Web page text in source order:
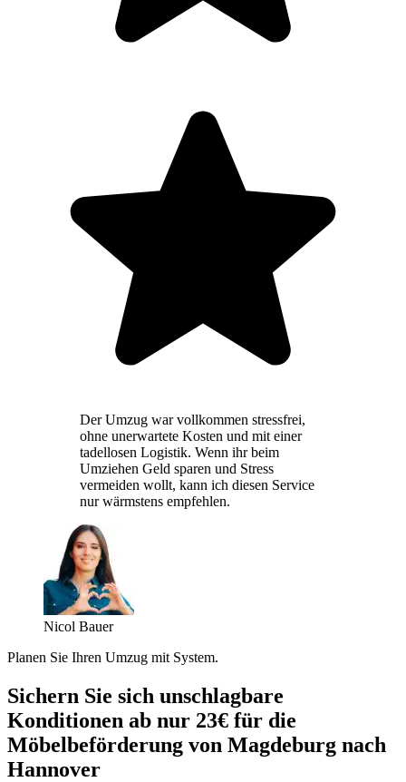
Der Umzug war vollkommen stressfrei,
ohne unerwartete Kosten und mit einer
tadellosen Logistik. Wenn ihr beim
Umziehen Geld sparen und Stress
vermeiden wollt, kann ich diesen Service
nur wärmstens empfehlen.
Nicol Bauer
Planen Sie Ihren Umzug mit System.
Sichern Sie sich unschlagbare
Konditionen ab nur 23€ für die
Möbelbeförderung von Magdeburg nach
Hannover